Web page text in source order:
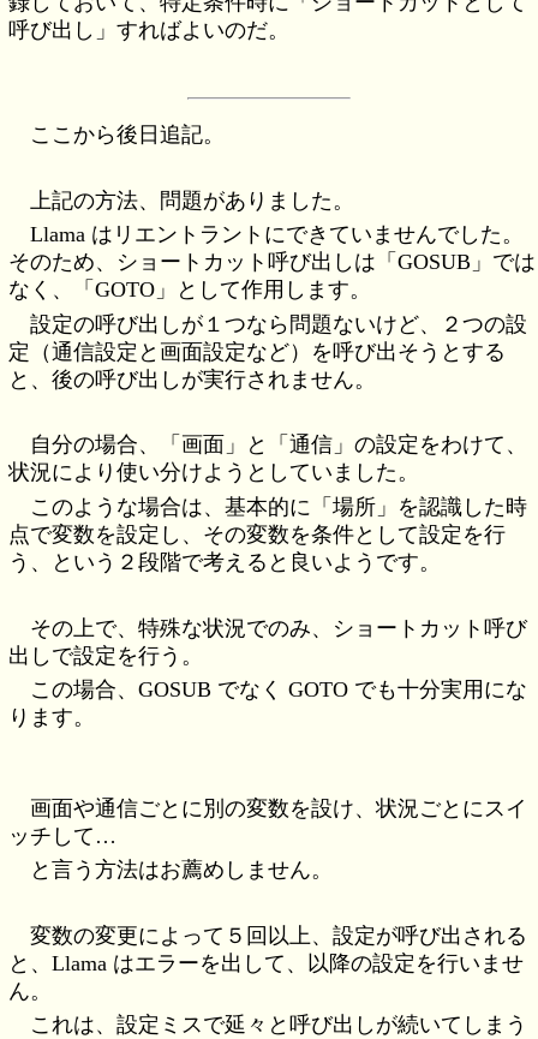
呼び出し」すればよいのだ。
ここから後日追記。
上記の方法、問題がありました。
Llama はリエントラントにできていませんでした。
そのため、ショートカット呼び出しは「GOSUB」では
なく、「GOTO」として作用します。
設定の呼び出しが１つなら問題ないけど、２つの設
定（通信設定と画面設定など）を呼び出そうとする
と、後の呼び出しが実行されません。
自分の場合、「画面」と「通信」の設定をわけて、
状況により使い分けようとしていました。
このような場合は、基本的に「場所」を認識した時
点で変数を設定し、その変数を条件として設定を行
う、という２段階で考えると良いようです。
その上で、特殊な状況でのみ、ショートカット呼び
出しで設定を行う。
この場合、GOSUB でなく GOTO でも十分実用にな
ります。
画面や通信ごとに別の変数を設け、状況ごとにスイ
ッチして…
と言う方法はお薦めしません。
変数の変更によって５回以上、設定が呼び出される
と、Llama はエラーを出して、以降の設定を行いませ
ん。
これは、設定ミスで延々と呼び出しが続いてしまう